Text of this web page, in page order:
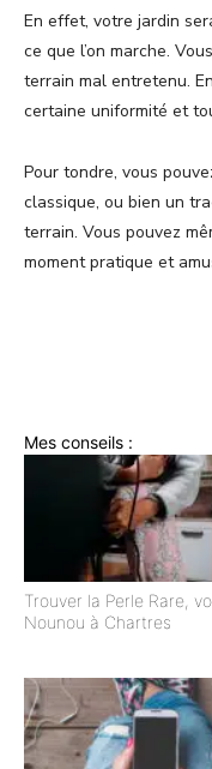
En effet, votre jardin
ce que l’on marche.
terrain mal entretenu.
certaine uniformité et
Pour tondre, vous
classique, ou bien un
terrain. Vous pouvez
moment pratique et
Mes conseils :
Trouver la Perle Rare,
Nounou à Chartres